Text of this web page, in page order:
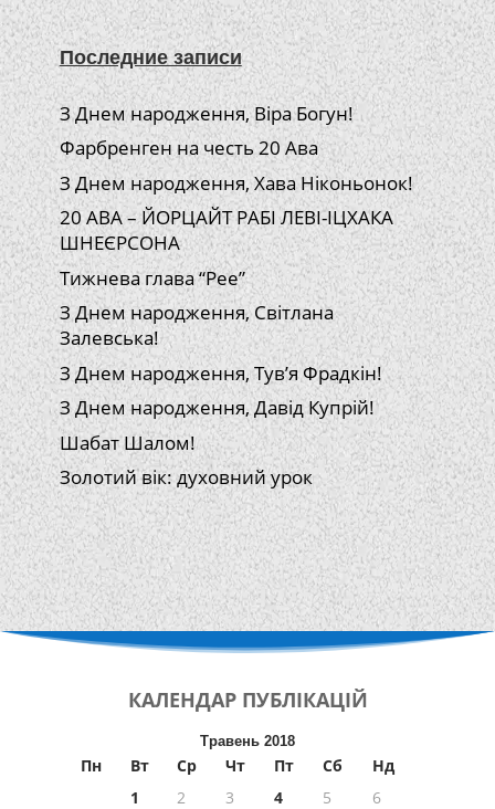
Последние записи
З Днем народження, Віра Богун!
Фарбренген на честь 20 Ава
З Днем народження, Хава Ніконьонок!
20 АВА – ЙОРЦАЙТ РАБІ ЛЕВІ-ІЦХАКА
ШНЕЄРСОНА
Тижнева глава “Рее”
З Днем народження, Світлана
Залевська!
З Днем народження, Тув’я Фрадкін!
З Днем народження, Давід Купрій!
Шабат Шалом!
Золотий вік: духовний урок
КАЛЕНДАР ПУБЛІКАЦІЙ
Травень 2018
Пн Вт Ср Чт Пт Сб
Нд
1
2 3 4 5
6